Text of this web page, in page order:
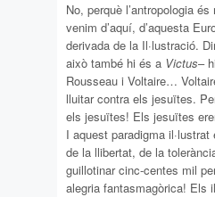
No, perquè l’antropologia
venim d’aquí, d’aquesta
derivada de la Il·lustració.
això també hi és a Victus–
Rousseau i Voltaire…
lluitar contra els jesuïtes.
els jesuïtes! Els jesuïtes
I aquest paradigma
de la llibertat, de la
guillotinar cinc-centes mil
alegria fantasmagòrica! Els